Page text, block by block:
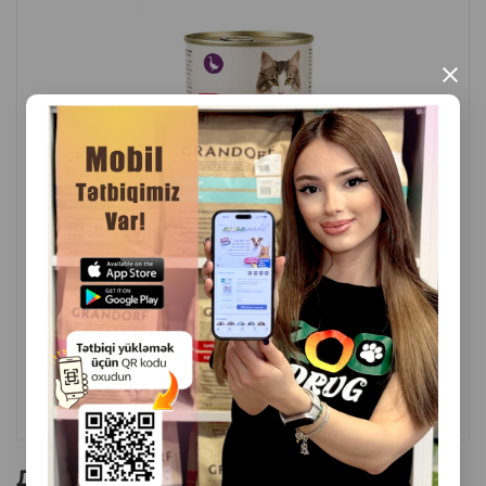
×
( Отзывы)
Масса Цена
Купить
1 шт
2.60
КУПИТЬ
Другие товоры бренда